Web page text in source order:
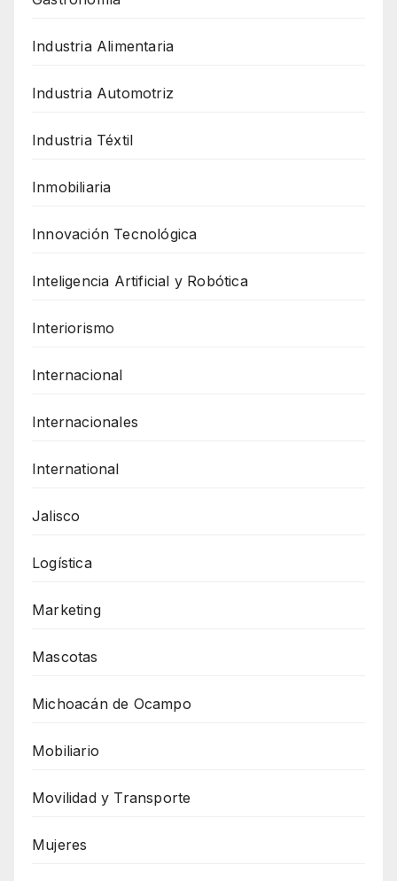
Industria Alimentaria
Industria Automotriz
Industria Téxtil
Inmobiliaria
Innovación Tecnológica
Inteligencia Artificial y Robótica
Interiorismo
Internacional
Internacionales
International
Jalisco
Logística
Marketing
Mascotas
Michoacán de Ocampo
Mobiliario
Movilidad y Transporte
Mujeres